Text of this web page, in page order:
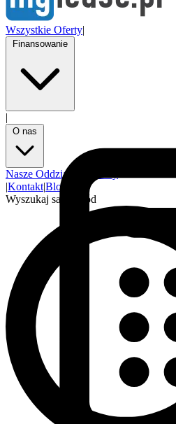
Wszystkie Oferty|
|
Nasze Oddziały
|Kontakt|Blog
Wyszukaj samochód